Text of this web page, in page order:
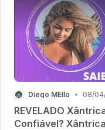
Diego MEllo • 08/
REVELADO
Confiável?